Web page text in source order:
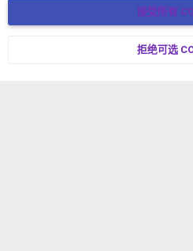
简体中文 联系我
© COPYRIGHT 2017-2026
接受所有
拒绝可选